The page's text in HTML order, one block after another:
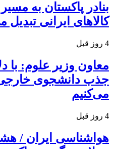
بنادر پاکستان به
کالاهای ایرانی
4 روز قبل
معاون وزیر علوم: با
جذب دانشجوی
می‌کنیم
4 روز قبل
هواشناسی ایران /